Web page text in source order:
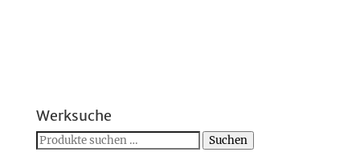
Werksuche
Suchen
Suchen